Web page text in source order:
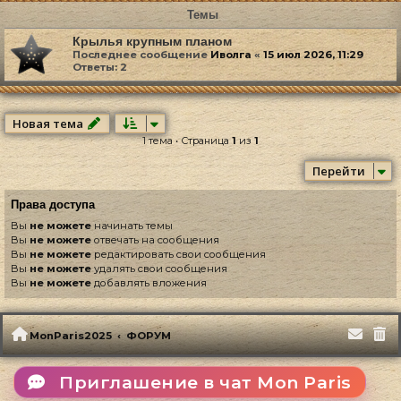
Темы
Крылья крупным планом
Последнее сообщениеИволга« 15 июл 2026, 11:29
Ответы:2
Новая тема
1 тема • Страница 1из 1
Перейти
Права доступа
Вы не можетеначинать темы
Вы не можете отвечать на сообщения
Вы не можете редактировать свои сообщения
Выне можетеудалять свои сообщения
Вы не можете добавлять вложения
MonParis2025 ФОРУМ
Приглашение в чат Mon Paris